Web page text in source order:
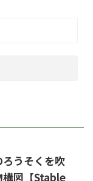
ろうそくを吹
構図【Stable